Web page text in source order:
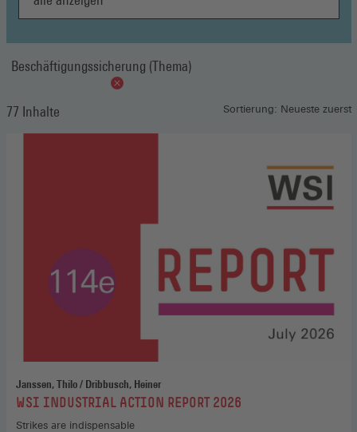
Beschäftigungssicherung (Thema)
77 Inhalte Sortierung: Neueste zuerst
Janssen, Thilo / Dribbusch, Heiner
:WSI INDUSTRIAL ACTION REPORT 2026
Strikes are indispensable